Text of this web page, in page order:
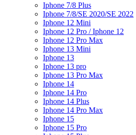
Iphone 7/8 Plus
Iphone 7/8/SE 2020/SE 2022
Iphone 12 Mini
Iphone 12 Pro / Iphone 12
Iphone 12 Pro Max
Iphone 13 Mini
Iphone 13
Iphone 13 pro
Iphone 13 Pro Max
Iphone 14
Iphone 14 Pro
Iphone 14 Plus
Iphone 14 Pro Max
Iphone 15
Iphone 15 Pro